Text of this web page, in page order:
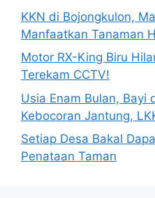
KKN di Bojongkulon,
Manfaatkan Tanaman
Motor RX-King Biru
Terekam CCTV!
Usia Enam Bulan, Bayi
Kebocoran Jantung,
Setiap Desa Bakal
Penataan Taman